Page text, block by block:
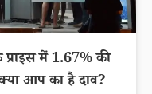
में 1.67% की
आप का है दाव?